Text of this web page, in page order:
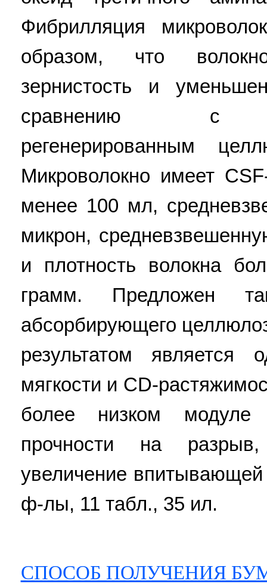
Фибрилляция
образом, что
зернистость и
сравнению с
регенерированным
Микроволокно имеет
менее 100 мл,
микрон,
и плотность волокна
грамм. Предложен
абсорбирующего
результатом является
мягкости и CD-
более низком
прочности на
увеличение
ф-лы, 11 табл., 35 ил.
СПОСОБ ПОЛУЧЕНИЯ